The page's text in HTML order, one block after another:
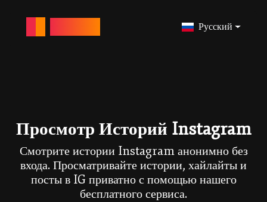
Русский
Просмотр Историй Instagram
Смотрите истории Instagram анонимно без
входа. Просматривайте истории, хайлайты и
посты в IG приватно с помощью нашего
бесплатного сервиса.